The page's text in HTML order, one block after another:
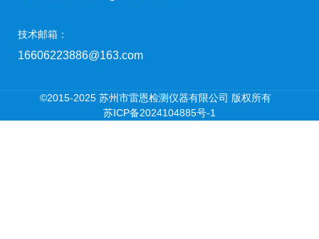
技术邮箱：
16606223886@163.com
©2015-2025 苏州市雷恩检测仪器有限公司 版权所有
苏ICP备2024104885号-1